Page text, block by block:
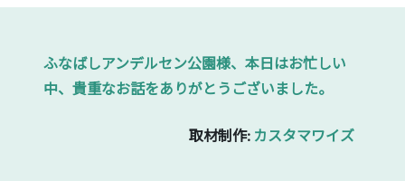
ふなばしアンデルセン公園様、本日はお忙しい
中、貴重なお話をありがとうございました。
取材制作: カスタマワイズ